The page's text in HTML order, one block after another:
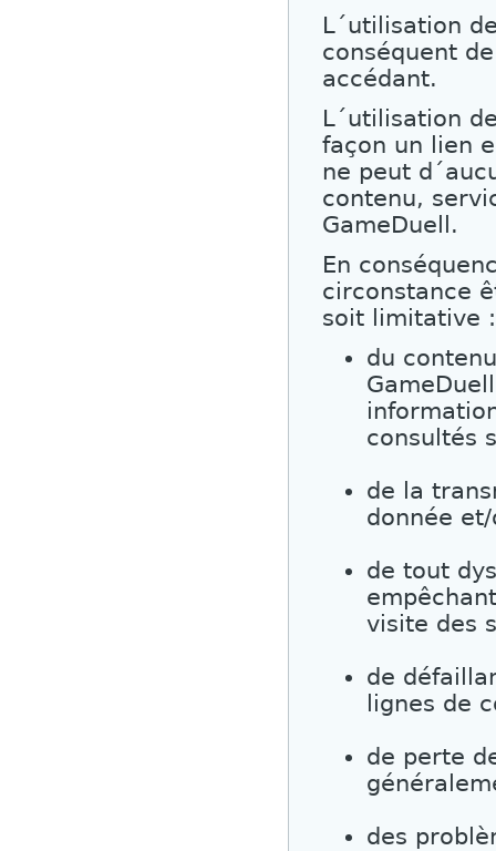
L´utilisation
conséquent
accédant.
L´utilisation
façon un lien
ne peut
contenu,
GameDuell.
En
circonstance
soit limitative :
du
consultés
de la
donnée
de tout
visite des
de
lignes de
de perte
des